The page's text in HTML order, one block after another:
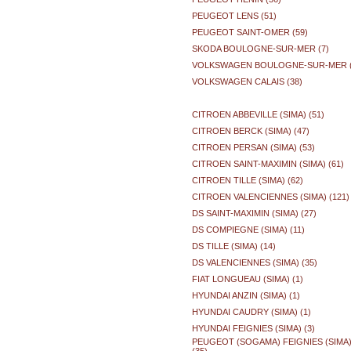
PEUGEOT LENS (51)
PEUGEOT SAINT-OMER (59)
SKODA BOULOGNE-SUR-MER (7)
VOLKSWAGEN BOULOGNE-SUR-MER
VOLKSWAGEN CALAIS (38)
CITROEN ABBEVILLE (SIMA) (51)
CITROEN BERCK (SIMA) (47)
CITROEN PERSAN (SIMA) (53)
CITROEN SAINT-MAXIMIN (SIMA) (61)
CITROEN TILLE (SIMA) (62)
CITROEN VALENCIENNES (SIMA) (121)
DS SAINT-MAXIMIN (SIMA) (27)
DS COMPIEGNE (SIMA) (11)
DS TILLE (SIMA) (14)
DS VALENCIENNES (SIMA) (35)
FIAT LONGUEAU (SIMA) (1)
HYUNDAI ANZIN (SIMA) (1)
HYUNDAI CAUDRY (SIMA) (1)
HYUNDAI FEIGNIES (SIMA) (3)
PEUGEOT (SOGAMA) FEIGNIES (SIMA)